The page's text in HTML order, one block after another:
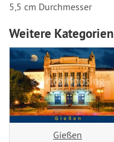
5,5 cm Durchmesser
Weitere Kategorien
Gießen